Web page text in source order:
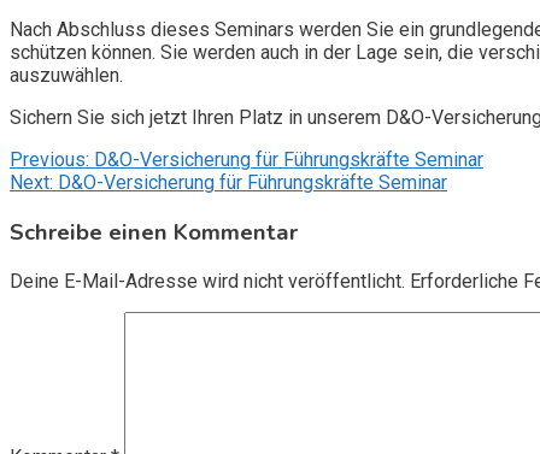
Nach Abschluss dieses Seminars werden Sie ein
schützen können. Sie werden auch in der Lage sein, die
auszuwählen.
Sichern Sie sich jetzt Ihren Platz in unserem D&O-
Beitragsnavigation
Previous: D&O-Versicherung für Führungskräfte Seminar
Next: D&O-Versicherung für Führungskräfte Seminar
Schreibe einen Kommentar
Deine E-Mail-Adresse wird nicht veröffentlicht. Erforderliche